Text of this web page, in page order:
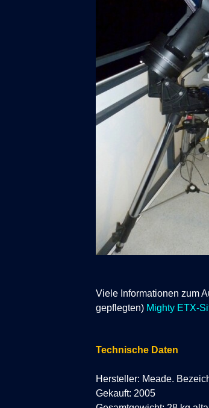
Viele Informationen zum
gepflegten) Mighty ETX-
Technische Daten
Hersteller: Meade.
Gekauft: 2005